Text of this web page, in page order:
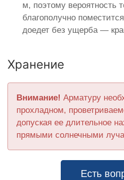
м, поэтому вероятность
благополучно
доедет без ущерба —
Хранение
Внимание! Арматуру
прохладном,
допуская ее длительное
прямыми солнечными
Есть